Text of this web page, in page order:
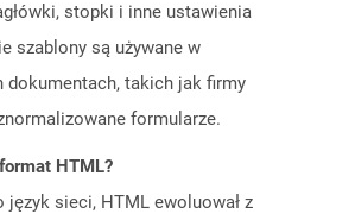
stopki i inne ustawienia
szablony są używane w
dokumentach, takich jak firmy
formularze.
HTML?
język sieci, HTML ewoluował z